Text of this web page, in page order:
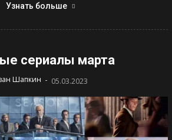
Узнать больше
сериалы марта
Шапкин - 05.03.2023